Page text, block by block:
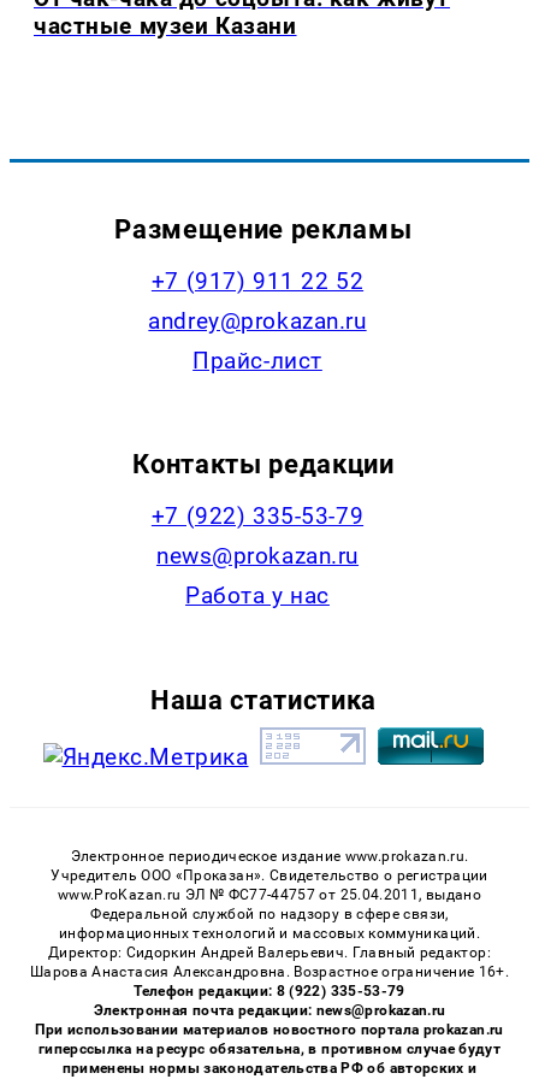
частные музеи Казани
Размещение рекламы
+7 (917) 911 22 52
andrey@prokazan.ru
Прайс-лист
Контакты редакции
+7 (922) 335-53-79
news@prokazan.ru
Работа у нас
Наша статистика
Электронное периодическое издание www.prokazan.ru.
Учредитель ООО «Проказан». Cвидетельство о регистрации
www.ProKazan.ru ЭЛ № ФС77-44757 от 25.04.2011, выдано
Федеральной службой по надзору в сфере связи,
информационных технологий и массовых коммуникаций.
Директор: Сидоркин Андрей Валерьевич. Главный редактор:
Шарова Анастасия Александровна. Возрастное ограничение 16+.
Телефон редакции: 8 (922) 335-53-79
Электронная почта редакции: news@prokazan.ru
При использовании материалов новостного портала prokazan.ru
гиперссылка на ресурс обязательна, в противном случае будут
применены нормы законодательства РФ об авторских и